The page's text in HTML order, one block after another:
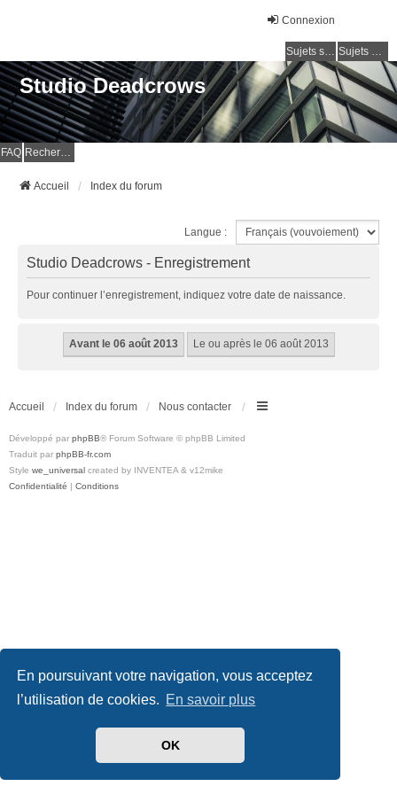
En poursuivant votre navigation, vous acceptez
l’utilisation de cookies. En savoir plus
OK
Connexion
Sujets sans réponse Sujets actifs
Studio Deadcrows
FAQ Rechercher
Accueil Index du forum
Langue :
Studio Deadcrows - Enregistrement
Pour continuer l’enregistrement, indiquez votre date de naissance.
Accueil Index du forum Nous contacter
Développé par phpBB® Forum Software © phpBB Limited
Traduit par phpBB-fr.com
Style we_universal created by INVENTEA & v12mike
Confidentialité | Conditions